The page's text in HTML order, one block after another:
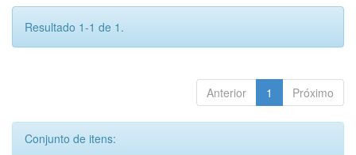
Resultado 1-1 de 1.
Anterior 1 Próximo
Conjunto de itens: